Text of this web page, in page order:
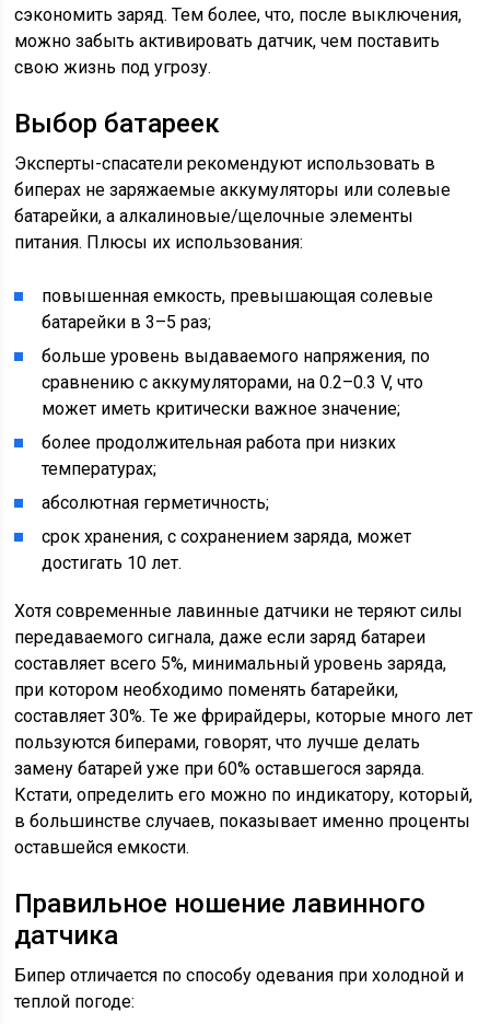
сэкономить заряд. Тем более, что, после выключения,
можно забыть активировать датчик, чем поставить
свою жизнь под угрозу.
Выбор батареек
Эксперты-спасатели рекомендуют использовать в
биперах не заряжаемые аккумуляторы или солевые
батарейки, а алкалиновые/щелочные элементы
питания. Плюсы их использования:
повышенная емкость, превышающая солевые
батарейки в 3–5 раз;
больше уровень выдаваемого напряжения, по
сравнению с аккумуляторами, на 0.2–0.3 V, что
может иметь критически важное значение;
более продолжительная работа при низких
температурах;
абсолютная герметичность;
срок хранения, с сохранением заряда, может
достигать 10 лет.
Хотя современные лавинные датчики не теряют силы
передаваемого сигнала, даже если заряд батареи
составляет всего 5%, минимальный уровень заряда,
при котором необходимо поменять батарейки,
составляет 30%. Те же фрирайдеры, которые много лет
пользуются биперами, говорят, что лучше делать
замену батарей уже при 60% оставшегося заряда.
Кстати, определить его можно по индикатору, который,
в большинстве случаев, показывает именно проценты
оставшейся емкости.
Правильное ношение лавинного
датчика
Бипер отличается по способу одевания при холодной и
теплой погоде: